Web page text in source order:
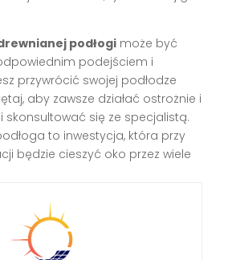
podłogi może być
podejściem i
przywrócić swojej podłodze
aby zawsze działać ostrożnie i
skonsultować się ze specjalistą.
to inwestycja, która przy
będzie cieszyć oko przez wiele